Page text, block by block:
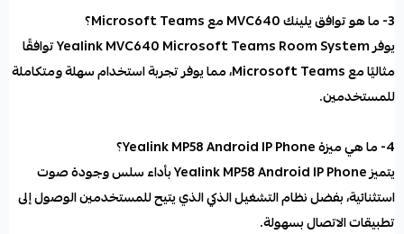
3- ما هو توافق يلينك MVC640 مع Microsoft Teams؟
يوفر Yealink MVC640 Microsoft Teams Room System توافقًا
مثاليًا مع Microsoft Teams، مما يوفر تجربة استخدام سهلة ومتكاملة
للمستخدمين.
4- ما هي ميزة Yealink MP58 Android IP Phone؟
يتميز Yealink MP58 Android IP Phone بأداء سلس وجودة صوت
استثنائية، بفضل نظام التشغيل الذكي الذي يتيح للمستخدمين الوصول إلى
تطبيقات الاتصال بسهولة.